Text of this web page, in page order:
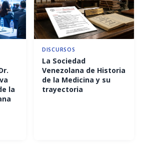
la
DISCURSOS
La Sociedad
Venezolana de Historia
de la Medicina y su
trayectoria